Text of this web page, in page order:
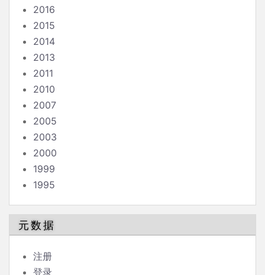
2016
2015
2014
2013
2011
2010
2007
2005
2003
2000
1999
1995
元数据
注册
登录